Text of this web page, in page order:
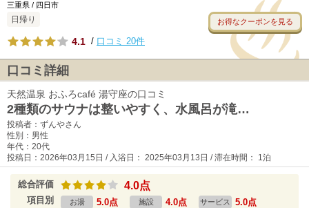
三重県 / 四日市
日帰り お得なクーポンを見る
4.1 / 口コミ 20件
口コミ詳細
天然温泉 おふろcafé 湯守座の口コミ
2種類のサウナは整いやすく、水風呂が滝…
投稿者：ずんやさん
性別：男性
年代：20代
投稿日：2026年03月15日 / 入浴日： 2025年03月13日 / 滞在時間： 1泊
総合評価 4.0点
項目別 お湯 5.0点 施設 4.0点 サービス 5.0点